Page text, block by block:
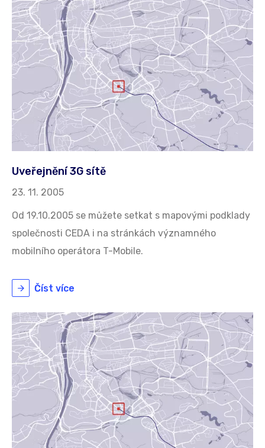
Uveřejnění 3G sítě
23. 11. 2005
Od 19.10.2005 se můžete setkat s mapovými podklady
společnosti CEDA i na stránkách významného
mobilního operátora T-Mobile.
Číst více